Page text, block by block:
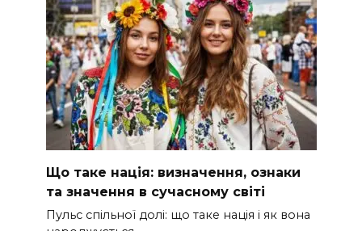
Що таке нація: визначення, ознаки
та значення в сучасному світі
Пульс спільної долі: що таке нація і як вона